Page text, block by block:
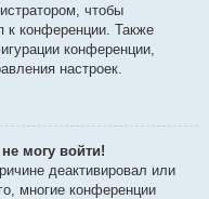
чтобы
к конференции. Также
конференции,
настроек.
могу войти!
деактивировал или
многие конференции